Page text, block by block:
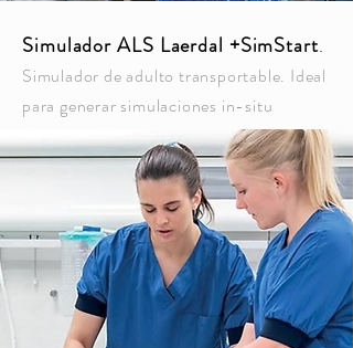
Simulador ALS Laerdal +SimStart.
Simulador de adulto transportable. Ideal
para generar simulaciones in-situ